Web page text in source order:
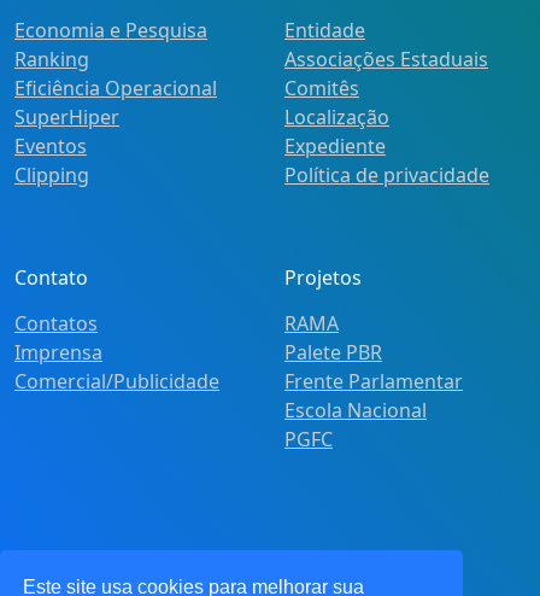
Este site usa cookies para melhorar sua
Economia e Pesquisa
Ranking
Eficiência Operacional
SuperHiper
Eventos
Clipping
Entidade
Associações Estaduais
Comitês
Localização
Expediente
Política de privacidade
Contato
Contatos
Imprensa
Comercial/Publicidade
Projetos
RAMA
Palete PBR
Frente Parlamentar
Escola Nacional
PGFC